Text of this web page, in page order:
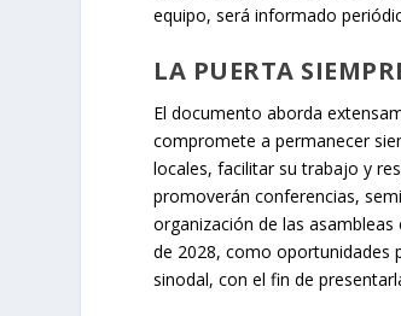
equipo, será informado
LA PUERTA
El documento aborda
compromete a permanecer
locales, facilitar su trabajo y
promoverán conferencias,
organización de las
de 2028, como oportunidades
sinodal, con el fin de